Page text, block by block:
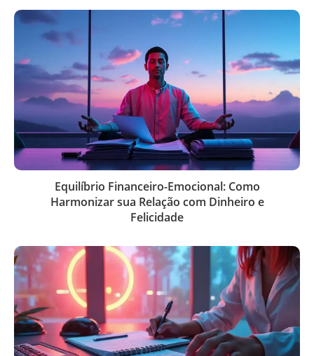
Equilíbrio Financeiro-Emocional: Como
Harmonizar sua Relação com Dinheiro e
Felicidade